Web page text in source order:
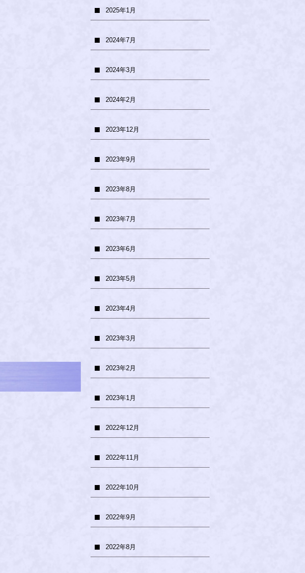
2025年1月
2024年7月
2024年3月
2024年2月
2023年12月
2023年9月
2023年8月
2023年7月
2023年6月
2023年5月
2023年4月
2023年3月
2023年2月
2023年1月
2022年12月
2022年11月
2022年10月
2022年9月
2022年8月